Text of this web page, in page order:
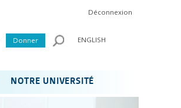
Déconnexion
Donner ENGLISH
NOTRE UNIVERSITÉ